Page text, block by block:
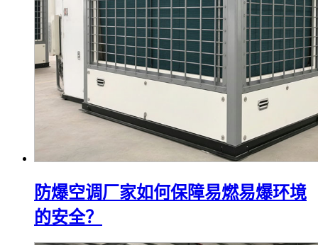
防爆空调厂家如何保障易燃易爆环境
的安全？